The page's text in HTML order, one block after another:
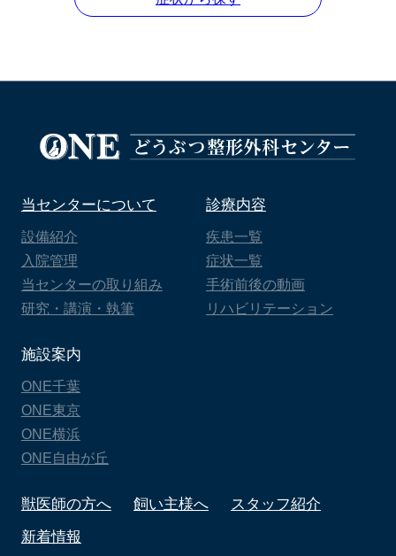
当センターについて
設備紹介
入院管理
当センターの取り組み
研究・講演・執筆
診療内容
疾患一覧
症状一覧
手術前後の動画
リハビリテーション
施設案内
ONE千葉
ONE東京
ONE横浜
ONE自由が丘
獣医師の方へ 飼い主様へ
スタッフ紹介
新着情報